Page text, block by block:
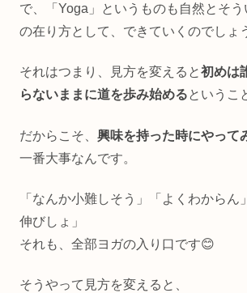
で、「Yoga」というものも自然とそ
の在り方として、できていくのでしょ
それはつまり、見方を変えると初めは
らないままに道を歩み始めるというこ
だからこそ、 興味を持った時にやって
一番大事なんです。
「なんか小難しそう」「よくわからん
伸びしょ」
それも、全部ヨガの入り口です😊
そうやって見方を変えると、